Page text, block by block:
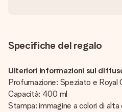
Specifiche del regalo
Ulteriori informazioni sul
Profumazione: Speziato e Royal
Capacità: 400 ml
Stampa: immagine a colori di alta